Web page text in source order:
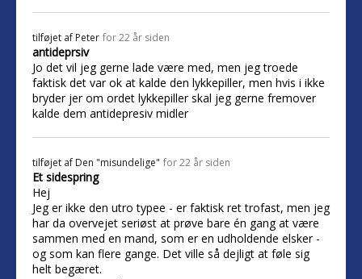
tilføjet af Peter for 22 år siden
antideprsiv
Jo det vil jeg gerne lade være med, men jeg troede
faktisk det var ok at kalde den lykkepiller, men hvis i ikke
bryder jer om ordet lykkepiller skal jeg gerne fremover
kalde dem antidepresiv midler
tilføjet af Den "misundelige" for 22 år siden
Et sidespring
Hej
Jeg er ikke den utro typee - er faktisk ret trofast, men jeg
har da overvejet seriøst at prøve bare én gang at være
sammen med en mand, som er en udholdende elsker -
og som kan flere gange. Det ville så dejligt at føle sig
helt begæret.